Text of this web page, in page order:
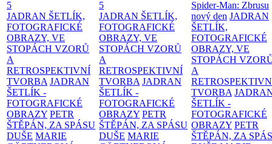
5
JADRAN ŠETLÍK,
FOTOGRAFICKÉ
OBRAZY, VE
STOPÁCH VZORŮ
A
RETROSPEKTIVNÍ
TVORBA JADRAN
ŠETLÍK -
FOTOGRAFICKÉ
OBRAZY PETR
ŠTĚPÁN, ZA SPÁSU
DUŠE MARIE
5
JADRAN ŠETLÍK,
FOTOGRAFICKÉ
OBRAZY, VE
STOPÁCH VZORŮ
A
RETROSPEKTIVNÍ
TVORBA JADRAN
ŠETLÍK -
FOTOGRAFICKÉ
OBRAZY PETR
ŠTĚPÁN, ZA SPÁSU
DUŠE MARIE
Spider-Man: Zbrusu
nový den JADRAN
ŠETLÍK,
FOTOGRAFICKÉ
OBRAZY, VE
STOPÁCH
A
TVORBA
ŠETLÍK -
FOTOGRAFICKÉ
OBRAZY PETR
ŠTĚPÁN, ZA